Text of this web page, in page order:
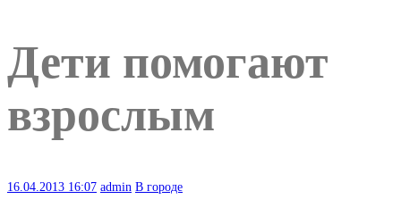
Дети помогают
взрослым
16.04.2013 16:07 admin В городе